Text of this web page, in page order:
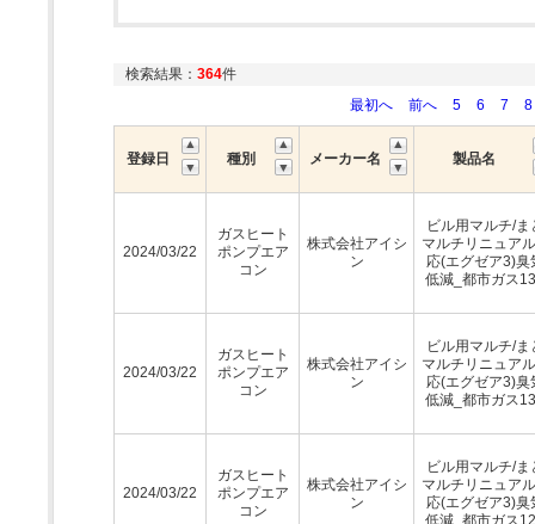
検索結果： 364件
最初へ
前へ 5 6 7 8
登録日 種別 メーカー名 製品名
2024/03/22
ガスヒート
ポンプエア
コン
株式会社アイシ
ン
ビル用マルチ/ま
マルチリニュア
応(エグゼア3)臭
低減_都市ガス
2024/03/22
ガスヒート
ポンプエア
コン
株式会社アイシ
ン
ビル用マルチ/ま
マルチリニュア
応(エグゼア3)臭
低減_都市ガス
2024/03/22
ガスヒート
ポンプエア
コン
株式会社アイシ
ン
ビル用マルチ/ま
マルチリニュア
応(エグゼア3)臭
低減_都市ガス